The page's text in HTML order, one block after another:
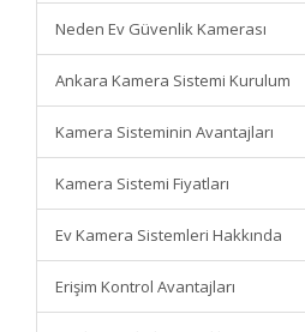
Neden Ev Güvenlik Kamerası
Ankara Kamera Sistemi Kurulum
Kamera Sisteminin Avantajları
Kamera Sistemi Fiyatları
Ev Kamera Sistemleri Hakkında
Erişim Kontrol Avantajları